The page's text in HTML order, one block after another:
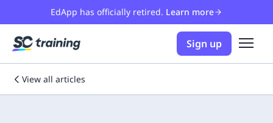
EdApp has officially retired. Learn more
Sign up
View all articles